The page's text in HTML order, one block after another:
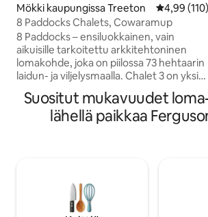
Mökki kaupungissa Treeton
4,99 (110)
8 Paddocks Chalets, Cowaramup
8 Paddocks – ensiluokkainen, vain
aikuisille tarkoitettu arkkitehtoninen
lomakohde, joka on piilossa 73 hehtaarin
laidun- ja viljelysmaalla. Chalet 3 on yksi
laajalla tontillamme Cowaramupin
lähellä. Se tarjoaa intiimin pakopaikan
arjesta ja on suunniteltu
ikkunasi ulkopuolella, nauti illasta
upeiden auringonlaskujen äärellä ja
Suositut mukavuudet
lähellä paikkaa